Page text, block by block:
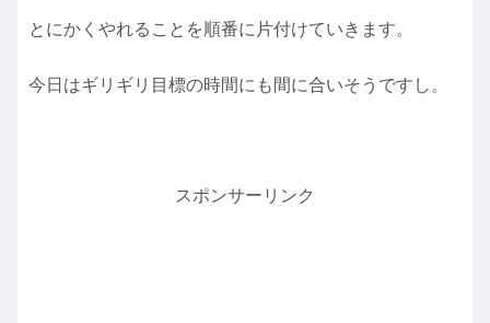
とにかくやれることを順番に片付けていきます。
今日はギリギリ目標の時間にも間に合いそうですし。
スポンサーリンク